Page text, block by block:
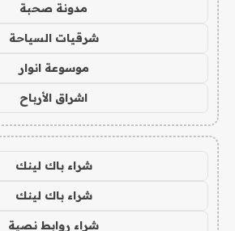
مدونة صحبة
شرقيات السياحة
موسوعة انوار
اشراق الأرباح
شراء باك لينك
شراء باك لينك
شراء روابط نصية